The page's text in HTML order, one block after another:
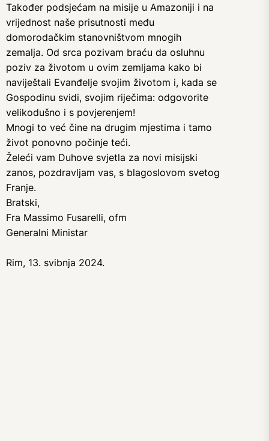
Također podsjećam na misije u Amazoniji i na
vrijednost naše prisutnosti među
domorodačkim stanovništvom mnogih
zemalja. Od srca pozivam braću da osluhnu
poziv za životom u ovim zemljama kako bi
naviještali Evanđelje svojim životom i, kada se
Gospodinu svidi, svojim riječima: odgovorite
velikodušno i s povjerenjem!
Mnogi to već čine na drugim mjestima i tamo
život ponovno počinje teći.
Želeći vam Duhove svjetla za novi misijski
zanos, pozdravljam vas, s blagoslovom svetog
Franje.
Bratski,
Fra Massimo Fusarelli, ofm
Generalni Ministar
Rim, 13. svibnja 2024.